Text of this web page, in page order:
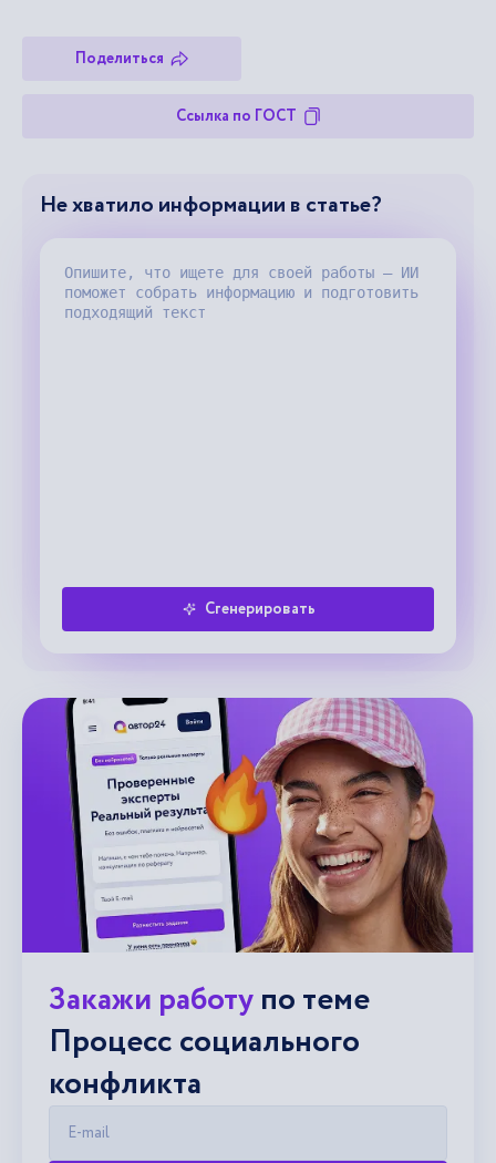
Поделиться
Ссылка по ГОСТ
Не хватило информации в статье?
Сгенерировать
Закажи работупо теме
Процесс социального
конфликта